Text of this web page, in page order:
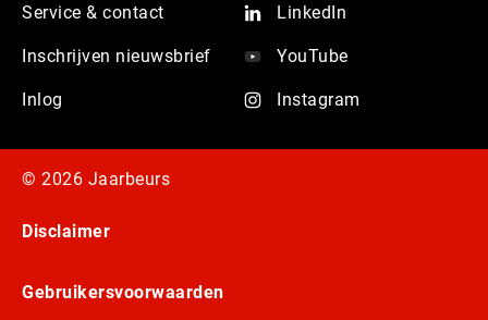
Service & contact
Inschrijven nieuwsbrief
Inlog
LinkedIn
YouTube
Instagram
© 2026 Jaarbeurs
Disclaimer
Gebruikersvoorwaarden